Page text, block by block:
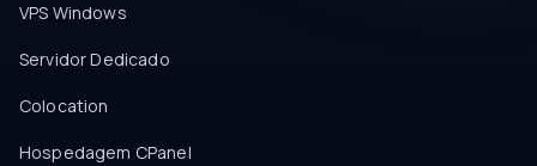
VPS Windows
Servidor Dedicado
Colocation
Hospedagem CPanel